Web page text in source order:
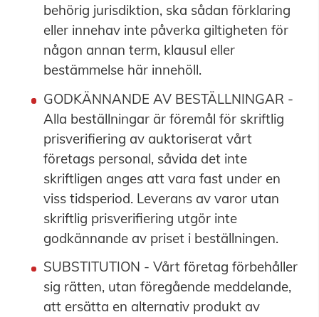
behörig jurisdiktion, ska sådan förklaring
eller innehav inte påverka giltigheten för
någon annan term, klausul eller
bestämmelse här innehöll.
GODKÄNNANDE AV BESTÄLLNINGAR -
Alla beställningar är föremål för skriftlig
prisverifiering av auktoriserat vårt
företags personal, såvida det inte
skriftligen anges att vara fast under en
viss tidsperiod. Leverans av varor utan
skriftlig prisverifiering utgör inte
godkännande av priset i beställningen.
SUBSTITUTION - Vårt företag förbehåller
sig rätten, utan föregående meddelande,
att ersätta en alternativ produkt av